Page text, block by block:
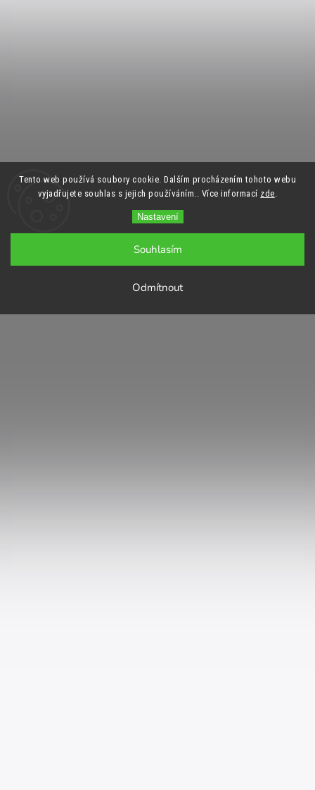
Tento web používá soubory cookie. Dalším procházením tohoto webu
vyjadřujete souhlas s jejich používáním.. Více informací zde
Nastavení
Odmítnout
Souhlasím